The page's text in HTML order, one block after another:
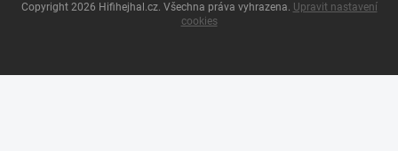
Copyright 2026 Hifihejhal.cz. Všechna práva vyhrazena. Upravit nastavení
cookies